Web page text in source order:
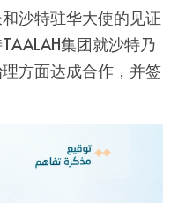
沙特驻华大使的见证
集团就沙特乃
方面达成合作，并签